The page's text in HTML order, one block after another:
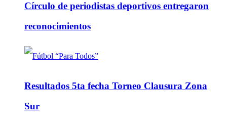
Círculo de periodistas deportivos entregaron
reconocimientos
Resultados 5ta fecha Torneo Clausura Zona
Sur